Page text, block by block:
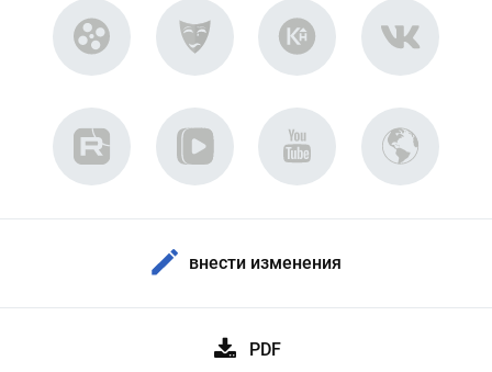
внести изменения
PDF